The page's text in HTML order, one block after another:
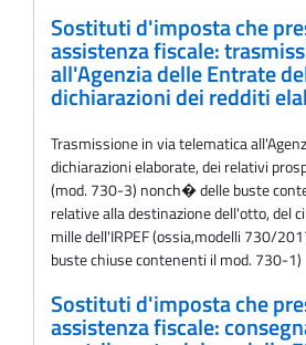
Sostituti d'imposta che
assistenza fiscale:
all'Agenzia delle Entrate
dichiarazioni dei redditi
Trasmissione in via telematica
dichiarazioni elaborate, dei relativi
(mod. 730-3) nonch� delle buste
relative alla destinazione dell'otto, del
mille dell'IRPEF (ossia,modelli 730/
buste chiuse contenenti il mod. 730-1)
Sostituti d'imposta che
assistenza fiscale: